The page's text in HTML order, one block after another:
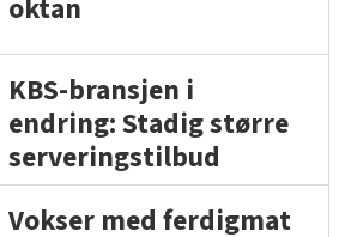
oktan
KBS-bransjen i
endring: Stadig større
serveringstilbud
Vokser med ferdigmat